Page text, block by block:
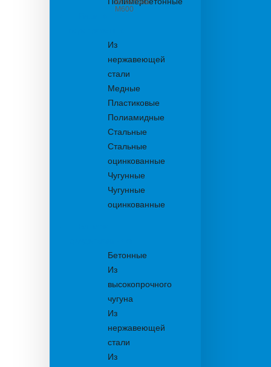
из бетона
М600
Из
нержавеющей
стали
Медные
Пластиковые
Полиамидные
Стальные
Стальные
оцинкованные
Чугунные
Чугунные
оцинкованные
Бетонные
Из
высокопрочного
чугуна
Из
нержавеющей
стали
Из